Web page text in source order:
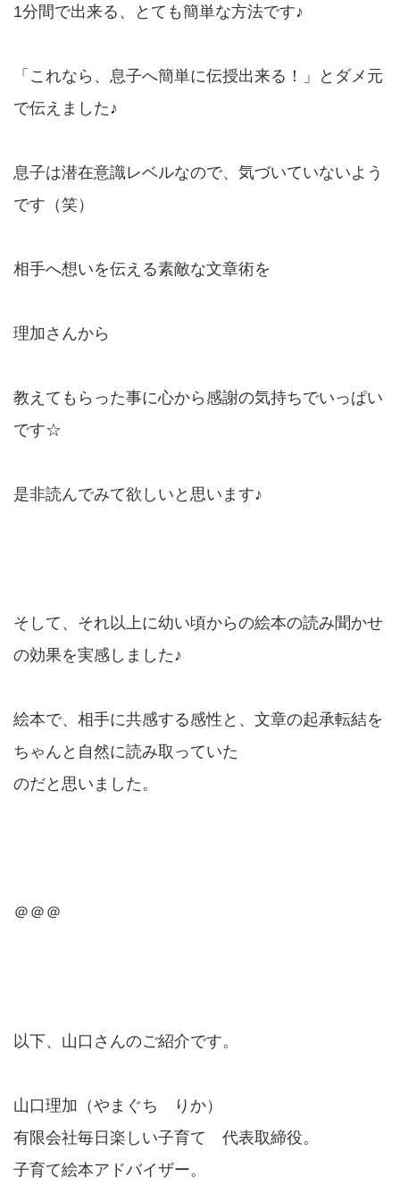
1分間で出来る、とても簡単な方法です♪
「これなら、息子へ簡単に伝授出来る！」とダメ元
で伝えました♪
息子は潜在意識レベルなので、気づいていないよう
です（笑）
相手へ想いを伝える素敵な文章術を
理加さんから
教えてもらった事に心から感謝の気持ちでいっぱい
です☆
是非読んでみて欲しいと思います♪
そして、それ以上に幼い頃からの絵本の読み聞かせ
の効果を実感しました♪
絵本で、相手に共感する感性と、文章の起承転結を
ちゃんと自然に読み取っていた
のだと思いました。
＠＠＠
以下、山口さんのご紹介です。
山口理加（やまぐち りか）
有限会社毎日楽しい子育て 代表取締役。
子育て絵本アドバイザー。